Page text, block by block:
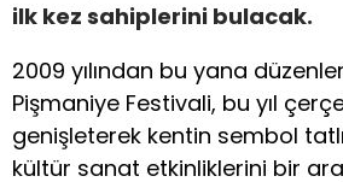
ilk kez sahiplerini bulacak.
2009 yılından bu yana
Pişmaniye Festivali, bu yıl
genişleterek kentin sembol
kültür sanat etkinliklerini bir